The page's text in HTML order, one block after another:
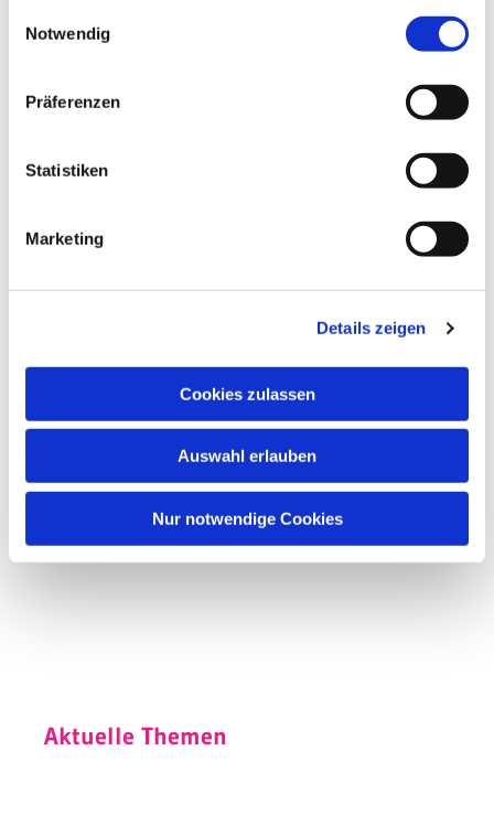
Notwendig
Präferenzen
Statistiken
Marketing
Details zeigen
Cookies zulassen
Auswahl erlauben
Nur notwendige Cookies
Veranstaltungen
Aktuelle Themen